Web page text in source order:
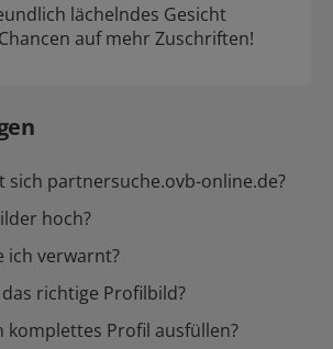
lächelndes Gesicht
auf mehr Zuschriften!
sich partnersuche.ovb-online.de?
hoch?
ich verwarnt?
richtige Profilbild?
komplettes Profil ausfüllen?